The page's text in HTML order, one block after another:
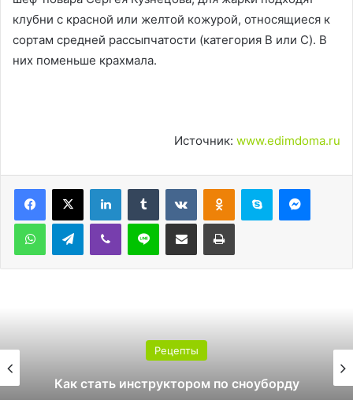
клубни с красной или желтой кожурой, относящиеся к
сортам средней рассыпчатости (категория B или C). В
них поменьше крахмала.
Источник: www.edimdoma.ru
LinkedInTumblr ВконтактеОдноклассники
Skype
WhatsAppTelegramViber Line Поделиться через электронную почту Печатать
Рецепты
Какой поликарбонат выбрать для
теплицы: 4 или 6 мм